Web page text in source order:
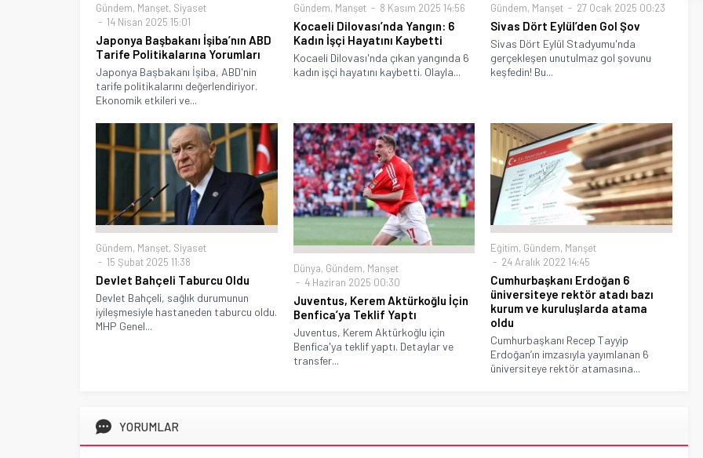
Gündem, Manşet, Siyaset
14 Nisan 2025 15:01
Japonya Başbakanı İşiba’nın ABD
Tarife Politikalarına Yorumları
Japonya Başbakanı İşiba, ABD'nin
tarife politikalarını değerlendiriyor.
Ekonomik etkileri ve...
Gündem, Manşet 8 Kasım 2025 14:56
Kocaeli Dilovası’nda Yangın: 6
Kadın İşçi Hayatını Kaybetti
Kocaeli Dilovası'nda çıkan yangında 6
kadın işçi hayatını kaybetti. Olayla...
Gündem, Manşet 27 Ocak 2025 00:23
Sivas Dört Eylül’den Gol Şov
Sivas Dört Eylül Stadyumu'nda
gerçekleşen unutulmaz gol şovunu
keşfedin! Bu...
Gündem, Manşet, Siyaset
15 Şubat 2025 11:38
Devlet Bahçeli Taburcu Oldu
Devlet Bahçeli, sağlık durumunun
iyileşmesiyle hastaneden taburcu oldu.
MHP Genel...
Dünya, Gündem, Manşet
4 Haziran 2025 00:30
Juventus, Kerem Aktürkoğlu İçin
Benfica’ya Teklif Yaptı
Juventus, Kerem Aktürkoğlu için
Benfica'ya teklif yaptı. Detaylar ve
transfer...
Eğitim, Gündem, Manşet
24 Aralık 2022 14:45
Cumhurbaşkanı Erdoğan 6
üniversiteye rektör atadı bazı
kurum ve kuruluşlarda atama
oldu
Cumhurbaşkanı Recep Tayyip
Erdoğan’ın imzasıyla yayımlanan 6
üniversiteye rektör atamasına...
YORUMLAR